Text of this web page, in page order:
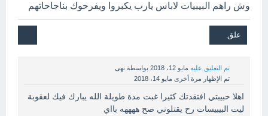
وش راهم البيبيات لاباس يارب يكبروا ويفرحوك بناجاحاتهم
تم التعليق عليه مايو 12، 2018 بواسطة نهى
تم الإظهار مرة أخرى مايو 14، 2018
اهلا حبيبتي افتقدتك كثيرا غبت مدة طويلة الله يبارك فيك لعقوبة
ليت البيبيسات رح يقتلوني صح ههههه بااي